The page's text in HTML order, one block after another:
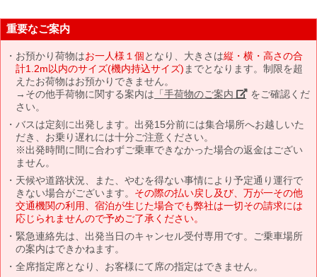
重要なご案内
お預かり荷物はお一人様１個となり、大きさは縦・横・高さの合
計1.2m以内のサイズ(機内持込サイズ) までとなります。制限を超
えたお荷物はお預かりできません。
→その他手荷物に関する案内は 「手荷物のご案内」 をご確認くだ
さい。
バスは定刻に出発します。出発15分前には集合場所へお越しいた
だき、お乗り遅れには十分ご注意ください。
※出発時間に間に合わずご乗車できなかった場合の返金はござい
ません。
天候や道路状況、また、やむを得ない事情により予定通り運行で
きない場合がございます。 その際の払い戻し及び、万が一その他
交通機関の利用、宿泊が生じた場合でも弊社は一切その請求には
応じられませんので予めご了承ください。
緊急連絡先は、出発当日のキャンセル受付専用です。ご乗車場所
の案内はできかねます。
全席指定席となり、お客様にて席の指定はできません。